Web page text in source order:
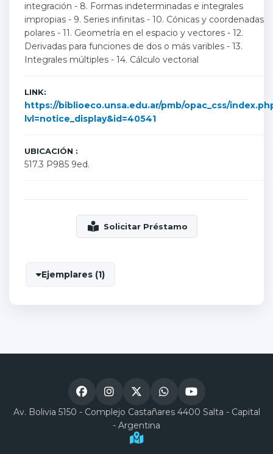
integración - 8. Formas indeterminadas e integrales
impropias - 9. Series infinitas - 10. Cónicas y coordenadas
polares - 11. Geometría en el espacio y vectores - 12.
Derivadas para funciones de dos o más varibles - 13.
Integrales múltiples - 14. Cálculo vectorial
LINK:
https://biblioeco.unsa.edu.ar/pmb/opac_css/
lvl=notice_display&id=40541
UBICACIÓN :
517.3 P985 9ed.
Ejemplares (1)
Av. Bolivia 5150 - Complejo Castañares 4400 Salta - Capital
- Argentina